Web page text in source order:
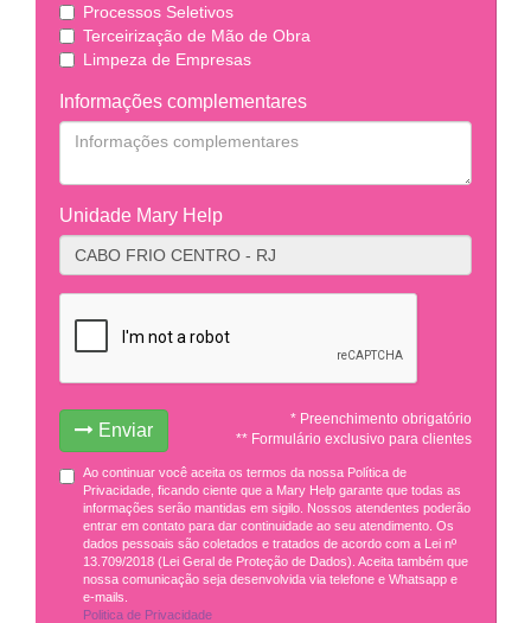
Processos Seletivos
Terceirização de Mão de Obra
Limpeza de Empresas
Informações complementares
Unidade Mary Help
Enviar
* Preenchimento obrigatório
** Formulário exclusivo para clientes
Ao continuar você aceita os termos da nossa Política de
Privacidade, ficando ciente que a Mary Help garante que todas as
informações serão mantidas em sigilo. Nossos atendentes poderão
entrar em contato para dar continuidade ao seu atendimento. Os
dados pessoais são coletados e tratados de acordo com a Lei nº
13.709/2018 (Lei Geral de Proteção de Dados). Aceita também que
nossa comunicação seja desenvolvida via telefone e Whatsapp e
e-mails.
Politica de Privacidade